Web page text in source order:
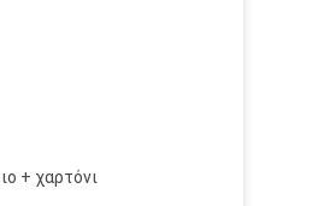
+ χαρτόνι